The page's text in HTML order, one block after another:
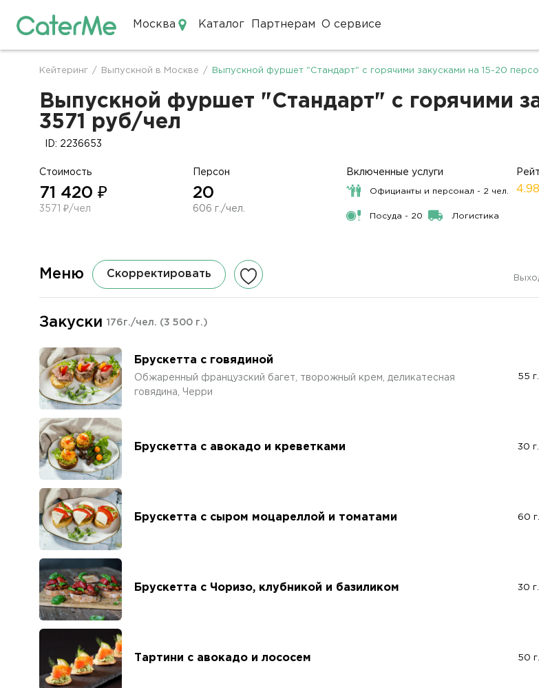
Москва Каталог Партнерам О сервисе
Строка
навигации
Кейтеринг / Выпускной в Москве / Выпускной фуршет "Стандарт" с горячими закусками на 15-20
Выпускной фуршет "Стандарт" с горячими
3571 руб/чел
ID: 2236653
Стоимость
71 420 ₽
3571 ₽/чел
Персон
20
606 г./чел.
Включенные услуги
Официанты и персонал - 2 чел.
Посуда - 20 Логистика
4.98
Меню Скорректировать
Закуски 176г./чел. (3 500 г.)
Брускетта с говядиной
Обжаренный французский багет, творожный крем, деликатесная
говядина, Черри
55 г.
Брускетта с авокадо и креветками 30 г.
Брускетта с сыром моцареллой и томатами 60 г.
Брускетта с Чоризо, клубникой и базиликом 30 г.
Тартини с авокадо и лососем 50 г.